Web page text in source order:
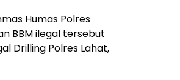
Humas Polres
BBM ilegal tersebut
Drilling Polres Lahat,